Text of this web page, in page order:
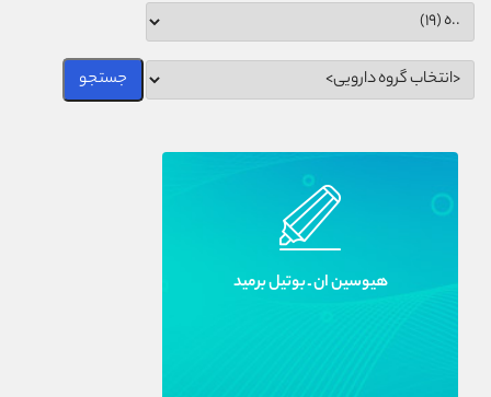
هيوسين ان ـ بوتيل برميد